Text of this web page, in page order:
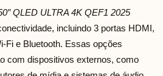
QLED ULTRA 4K QEF1 2025
incluindo 3 portas HDMI,
Fi e Bluetooth. Essas opções
com dispositivos externos, como